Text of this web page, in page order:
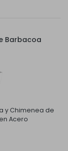
Barbacoa
y Chimenea de
Acero